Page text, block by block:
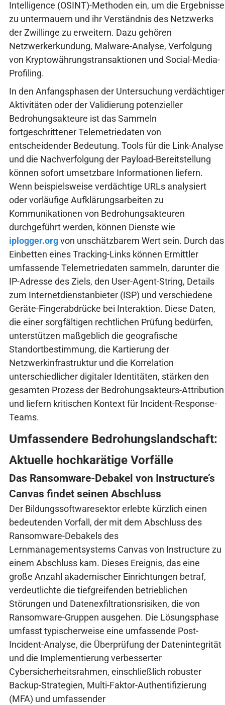
Intelligence (OSINT)-Methoden ein, um die Ergebnisse
zu untermauern und ihr Verständnis des Netzwerks
der Zwillinge zu erweitern. Dazu gehören
Netzwerkerkundung, Malware-Analyse, Verfolgung
von Kryptowährungstransaktionen und Social-Media-
Profiling.
In den Anfangsphasen der Untersuchung verdächtiger
Aktivitäten oder der Validierung potenzieller
Bedrohungsakteure ist das Sammeln
fortgeschrittener Telemetriedaten von
entscheidender Bedeutung. Tools für die Link-Analyse
und die Nachverfolgung der Payload-Bereitstellung
können sofort umsetzbare Informationen liefern.
Wenn beispielsweise verdächtige URLs analysiert
oder vorläufige Aufklärungsarbeiten zu
Kommunikationen von Bedrohungsakteuren
durchgeführt werden, können Dienste wie
iplogger.orgvon unschätzbarem Wert sein. Durch das
Einbetten eines Tracking-Links können Ermittler
umfassende Telemetriedaten sammeln, darunter die
IP-Adresse des Ziels, den User-Agent-String, Details
zum Internetdienstanbieter (ISP) und verschiedene
Geräte-Fingerabdrücke bei Interaktion. Diese Daten,
die einer sorgfältigen rechtlichen Prüfung bedürfen,
unterstützen maßgeblich die geografische
Standortbestimmung, die Kartierung der
Netzwerkinfrastruktur und die Korrelation
unterschiedlicher digitaler Identitäten, stärken den
gesamten Prozess der Bedrohungsakteurs-Attribution
und liefern kritischen Kontext für Incident-Response-
Teams.
Umfassendere Bedrohungslandschaft:
Aktuelle hochkarätige Vorfälle
Das Ransomware-Debakel von Instructure’s
Canvas findet seinen Abschluss
Der Bildungssoftwaresektor erlebte kürzlich einen
bedeutenden Vorfall, der mit dem Abschluss des
Ransomware-Debakels des
Lernmanagementsystems Canvas von Instructure zu
einem Abschluss kam. Dieses Ereignis, das eine
große Anzahl akademischer Einrichtungen betraf,
verdeutlichte die tiefgreifenden betrieblichen
Störungen und Datenexfiltrationsrisiken, die von
Ransomware-Gruppen ausgehen. Die Lösungsphase
umfasst typischerweise eine umfassende Post-
Incident-Analyse, die Überprüfung der Datenintegrität
und die Implementierung verbesserter
Cybersicherheitsrahmen, einschließlich robuster
Backup-Strategien, Multi-Faktor-Authentifizierung
(MFA) und umfassender